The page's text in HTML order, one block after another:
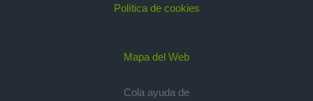
Política de cookies
Mapa del Web
Cola ayuda de